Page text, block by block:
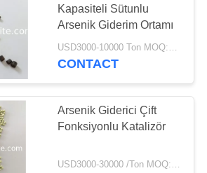
Kapasiteli Sütunlu
Arsenik Giderim Ortamı
USD3000-10000 Ton MOQ:1 kg
CONTACT
Arsenik Giderici Çift
Fonksiyonlu Katalizör
USD3000-30000 /Ton MOQ:1 kg